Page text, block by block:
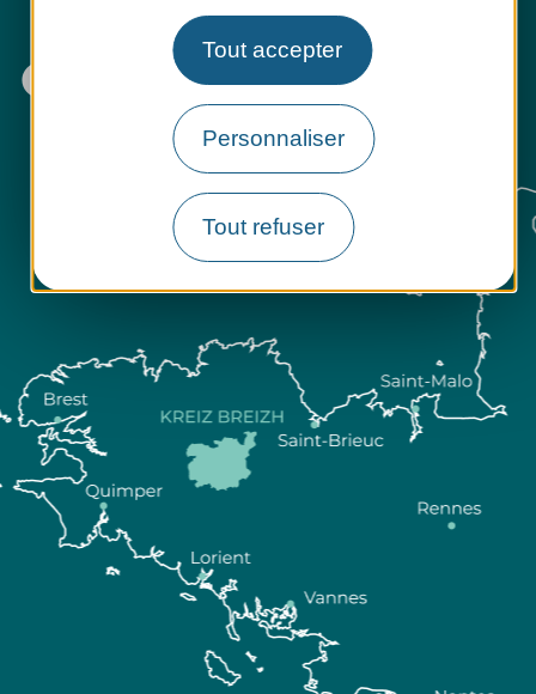
Tout accepter
Personnaliser
Tout refuser
Inscrivez-vous à la newsletter